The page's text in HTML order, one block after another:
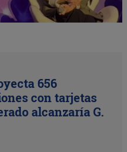
656
con tarjetas
alcanzaría G.